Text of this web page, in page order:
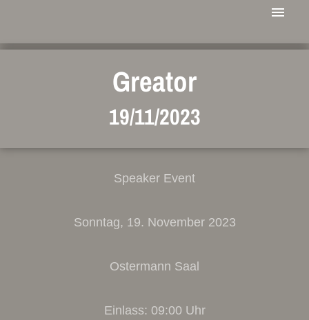
Greator
19/11/2023
Speaker Event
Sonntag, 19. November 2023
Ostermann Saal
Einlass: 09:00 Uhr